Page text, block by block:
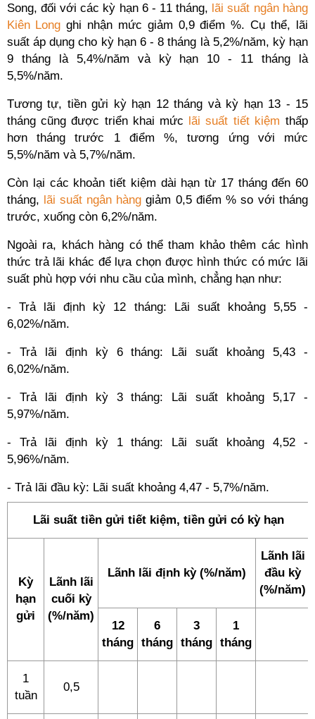
Song, đối với các kỳ hạn 6 - 11 tháng, lãi suất ngân hàng
Kiên Long ghi nhận mức giảm 0,9 điểm %. Cụ thể, lãi
suất áp dụng cho kỳ hạn 6 - 8 tháng là 5,2%/năm, kỳ hạn
9 tháng là 5,4%/năm và kỳ hạn 10 - 11 tháng là
5,5%/năm.
Tương tự, tiền gửi kỳ hạn 12 tháng và kỳ hạn 13 - 15
tháng cũng được triển khai mức lãi suất tiết kiệm thấp
hơn tháng trước 1 điểm %, tương ứng với mức
5,5%/năm và 5,7%/năm.
Còn lại các khoản tiết kiệm dài hạn từ 17 tháng đến 60
tháng, lãi suất ngân hàng giảm 0,5 điểm % so với tháng
trước, xuống còn 6,2%/năm.
Ngoài ra, khách hàng có thể tham khảo thêm các hình
thức trả lãi khác để lựa chọn được hình thức có mức lãi
suất phù hợp với nhu cầu của mình, chẳng hạn như:
- Trả lãi định kỳ 12 tháng: Lãi suất khoảng 5,55 -
6,02%/năm.
- Trả lãi định kỳ 6 tháng: Lãi suất khoảng 5,43 -
6,02%/năm.
- Trả lãi định kỳ 3 tháng: Lãi suất khoảng 5,17 -
5,97%/năm.
- Trả lãi định kỳ 1 tháng: Lãi suất khoảng 4,52 -
5,96%/năm.
- Trả lãi đầu kỳ: Lãi suất khoảng 4,47 - 5,7%/năm.
Lãi suất tiền gửi tiết kiệm, tiền gửi có kỳ hạn
Kỳ
hạn
gửi
Lãnh lãi
cuối kỳ
(%/năm)
Lãnh lãi định kỳ (%/năm)
Lãnh lãi
đầu kỳ
(%/năm)
12
tháng
6
tháng
3
tháng
1
tháng
1
tuần
0,5